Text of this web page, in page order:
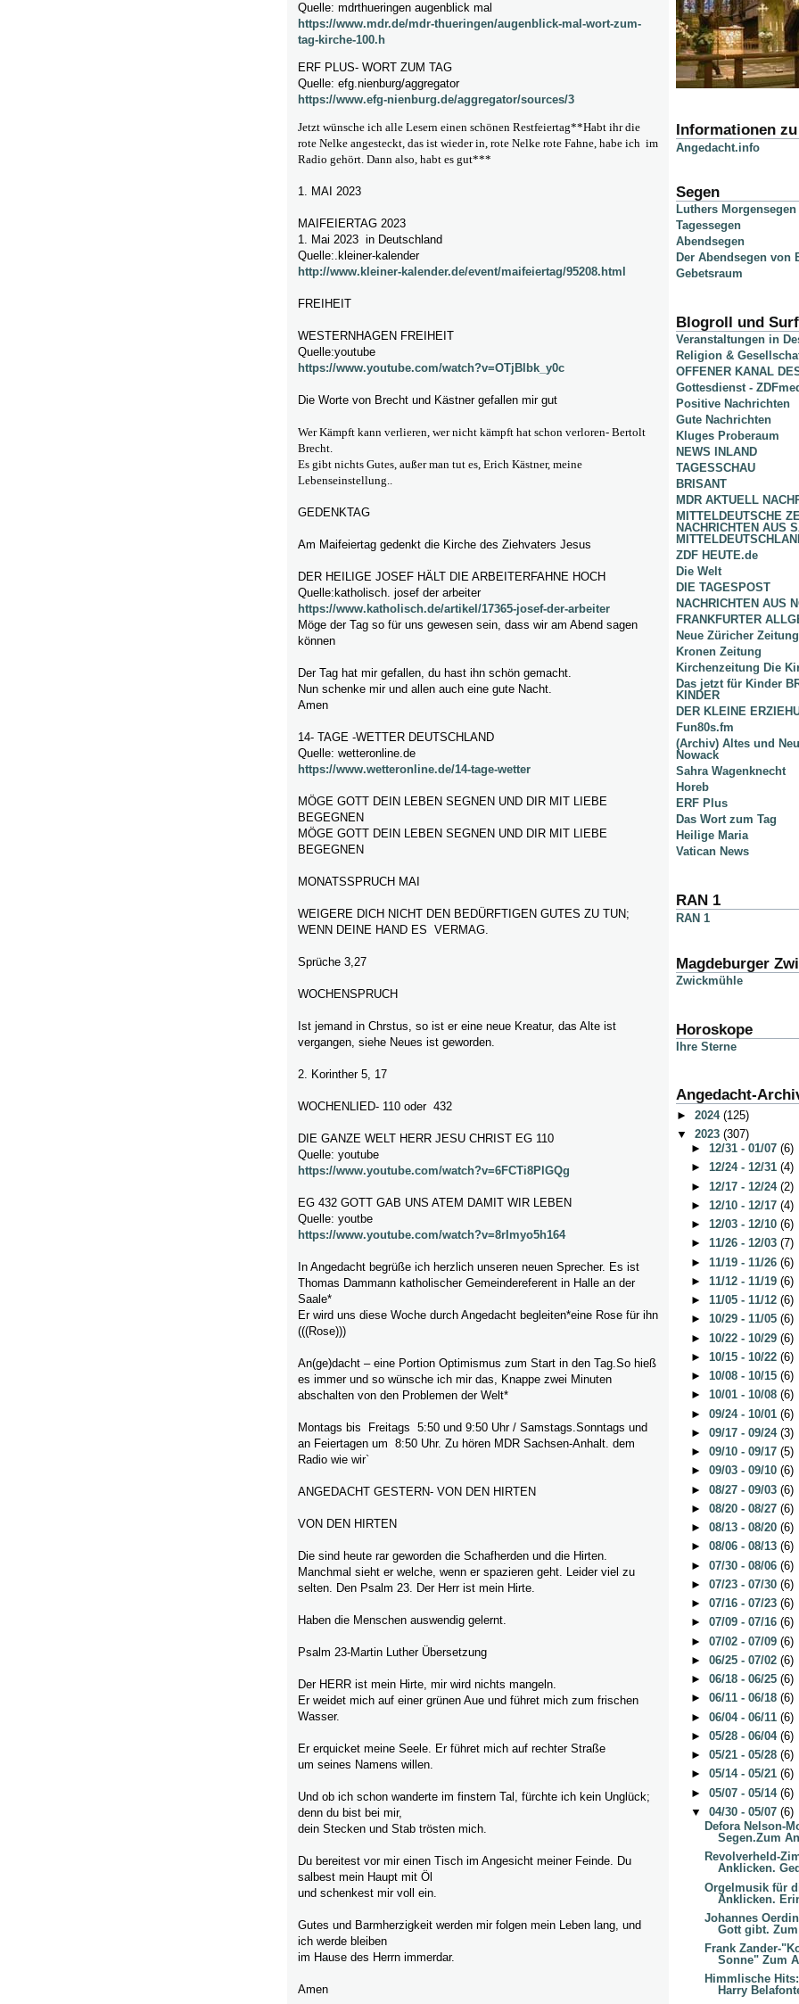
Quelle: mdrthueringen augenblick mal
https://www.mdr.de/mdr-thueringen/augenblick-mal-wort-zum-
tag-kirche-100.h
ERF PLUS- WORT ZUM TAG
Quelle: efg.nienburg/aggregator
https://www.efg-nienburg.de/aggregator/sources/3
Jetzt wünsche ich alle Lesern einen schönen Restfeiertag**Habt ihr die
rote Nelke angesteckt, das ist wieder in, rote Nelke rote Fahne, habe ich im
Radio gehört. Dann also, habt es gut***
1. MAI 2023
MAIFEIERTAG 2023
1. Mai 2023 in Deutschland
Quelle:.kleiner-kalender
http://www.kleiner-kalender.de/event/maifeiertag/95208.html
FREIHEIT
WESTERNHAGEN FREIHEIT
Quelle:youtube
https://www.youtube.com/watch?v=OTjBlbk_y0c
Die Worte von Brecht und Kästner gefallen mir gut
Wer Kämpft kann verlieren, wer nicht kämpft hat schon verloren- Bertolt
Brecht.
Es gibt nichts Gutes, außer man tut es, Erich Kästner, meine
Lebenseinstellung..
GEDENKTAG
Am Maifeiertag gedenkt die Kirche des Ziehvaters Jesus
DER HEILIGE JOSEF HÄLT DIE ARBEITERFAHNE HOCH
Quelle:katholisch. josef der arbeiter
https://www.katholisch.de/artikel/17365-josef-der-arbeiter
Möge der Tag so für uns gewesen sein, dass wir am Abend sagen
können
Der Tag hat mir gefallen, du hast ihn schön gemacht.
Nun schenke mir und allen auch eine gute Nacht.
Amen
14- TAGE -WETTER DEUTSCHLAND
Quelle: wetteronline.de
https://www.wetteronline.de/14-tage-wetter
MÖGE GOTT DEIN LEBEN SEGNEN UND DIR MIT LIEBE
BEGEGNEN
MÖGE GOTT DEIN LEBEN SEGNEN UND DIR MIT LIEBE
BEGEGNEN
MONATSSPRUCH MAI
WEIGERE DICH NICHT DEN BEDÜRFTIGEN GUTES ZU TUN;
WENN DEINE HAND ES VERMAG.
Sprüche 3,27
WOCHENSPRUCH
Ist jemand in Chrstus, so ist er eine neue Kreatur, das Alte ist
vergangen, siehe Neues ist geworden.
2. Korinther 5, 17
WOCHENLIED- 110 oder 432
DIE GANZE WELT HERR JESU CHRIST EG 110
Quelle: youtube
https://www.youtube.com/watch?v=6FCTi8PlGQg
EG 432 GOTT GAB UNS ATEM DAMIT WIR LEBEN
Quelle: youtbe
https://www.youtube.com/watch?v=8rImyo5h164
In Angedacht begrüße ich herzlich unseren neuen Sprecher. Es ist
Thomas Dammann katholischer Gemeindereferent in Halle an der
Saale*
Er wird uns diese Woche durch Angedacht begleiten*eine Rose für ihn
(((Rose)))
An(ge)dacht – eine Portion Optimismus zum Start in den Tag.So hieß
es immer und so wünsche ich mir das, Knappe zwei Minuten
abschalten von den Problemen der Welt*
Montags bis Freitags 5:50 und 9:50 Uhr / Samstags.Sonntags und
an Feiertagen um 8:50 Uhr. Zu hören MDR Sachsen-Anhalt. dem
Radio wie wir`
ANGEDACHT GESTERN- VON DEN HIRTEN
VON DEN HIRTEN
Die sind heute rar geworden die Schafherden und die Hirten.
Manchmal sieht er welche, wenn er spazieren geht. Leider viel zu
selten. Den Psalm 23. Der Herr ist mein Hirte.
Haben die Menschen auswendig gelernt.
Psalm 23-Martin Luther Übersetzung
Der HERR ist mein Hirte, mir wird nichts mangeln.
Er weidet mich auf einer grünen Aue und führet mich zum frischen
Wasser.
Er erquicket meine Seele. Er führet mich auf rechter Straße
um seines Namens willen.
Und ob ich schon wanderte im finstern Tal, fürchte ich kein Unglück;
denn du bist bei mir,
dein Stecken und Stab trösten mich.
Du bereitest vor mir einen Tisch im Angesicht meiner Feinde. Du
salbest mein Haupt mit Öl
und schenkest mir voll ein.
Gutes und Barmherzigkeit werden mir folgen mein Leben lang, und
ich werde bleiben
im Hause des Herrn immerdar.
Amen
Informationen
Angedacht.info
Segen
Luthers Morgensegen
Tagessegen
Abendsegen
Der Abendsegen von
Gebetsraum
Blogroll und
Veranstaltungen in
Religion &
OFFENER KANAL
Gottesdienst -
Positive Nachrichten
Gute Nachrichten
Kluges Proberaum
NEWS INLAND
TAGESSCHAU
BRISANT
MDR AKTUELL
MITTELDEUTSCHE
NACHRICHTEN AUS
ZDF HEUTE.de
Die Welt
DIE TAGESPOST
NACHRICHTEN AUS
FRANKFURTER
Neue Züricher Zeitung
Kronen Zeitung
Kirchenzeitung Die
Das jetzt für Kinder
KINDER
DER KLEINE
Fun80s.fm
(Archiv) Altes und
Nowack
Sahra Wagenknecht
Horeb
ERF Plus
Das Wort zum Tag
Heilige Maria
Vatican News
RAN 1
RAN 1
Magdeburger
Zwickmühle
Horoskope
Ihre Sterne
Angedacht-
► 2024 (125)
▼ 2023 (307)
► 12/31 - 01/07 (6)
► 12/24 - 12/31 (4)
► 12/17 - 12/24 (2)
► 12/10 - 12/17 (4)
► 12/03 - 12/10 (6)
► 11/26 - 12/03 (7)
► 11/19 - 11/26 (6)
► 11/12 - 11/19 (6)
► 11/05 - 11/12 (6)
► 10/29 - 11/05 (6)
► 10/22 - 10/29 (6)
► 10/15 - 10/22 (6)
► 10/08 - 10/15 (6)
► 10/01 - 10/08 (6)
► 09/24 - 10/01 (6)
► 09/17 - 09/24 (3)
► 09/10 - 09/17 (5)
► 09/03 - 09/10 (6)
► 08/27 - 09/03 (6)
► 08/20 - 08/27 (6)
► 08/13 - 08/20 (6)
► 08/06 - 08/13 (6)
► 07/30 - 08/06 (6)
► 07/23 - 07/30 (6)
► 07/16 - 07/23 (6)
► 07/09 - 07/16 (6)
► 07/02 - 07/09 (6)
► 06/25 - 07/02 (6)
► 06/18 - 06/25 (6)
► 06/11 - 06/18 (6)
► 06/04 - 06/11 (6)
► 05/28 - 06/04 (6)
► 05/21 - 05/28 (6)
► 05/14 - 05/21 (6)
► 05/07 - 05/14 (6)
▼ 04/30 - 05/07 (6)
Defora Nelson-
Segen.Zum
Revolverheld-
Anklicken.
Orgelmusik für
Anklicken.
Johannes
Gott gibt.
Frank Zander-
Sonne" Zum
Himmlische
Harry